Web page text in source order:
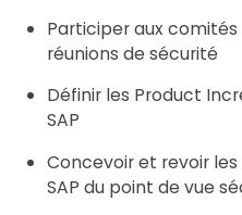
Participer aux
réunions de sécurité
Définir les Product
SAP
Concevoir et revoir
SAP du point de vue